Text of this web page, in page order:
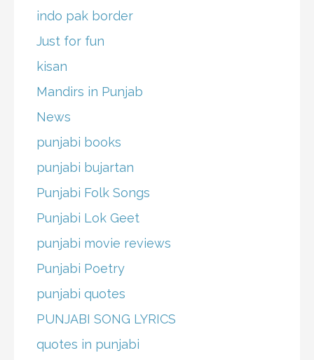
indo pak border
Just for fun
kisan
Mandirs in Punjab
News
punjabi books
punjabi bujartan
Punjabi Folk Songs
Punjabi Lok Geet
punjabi movie reviews
Punjabi Poetry
punjabi quotes
PUNJABI SONG LYRICS
quotes in punjabi